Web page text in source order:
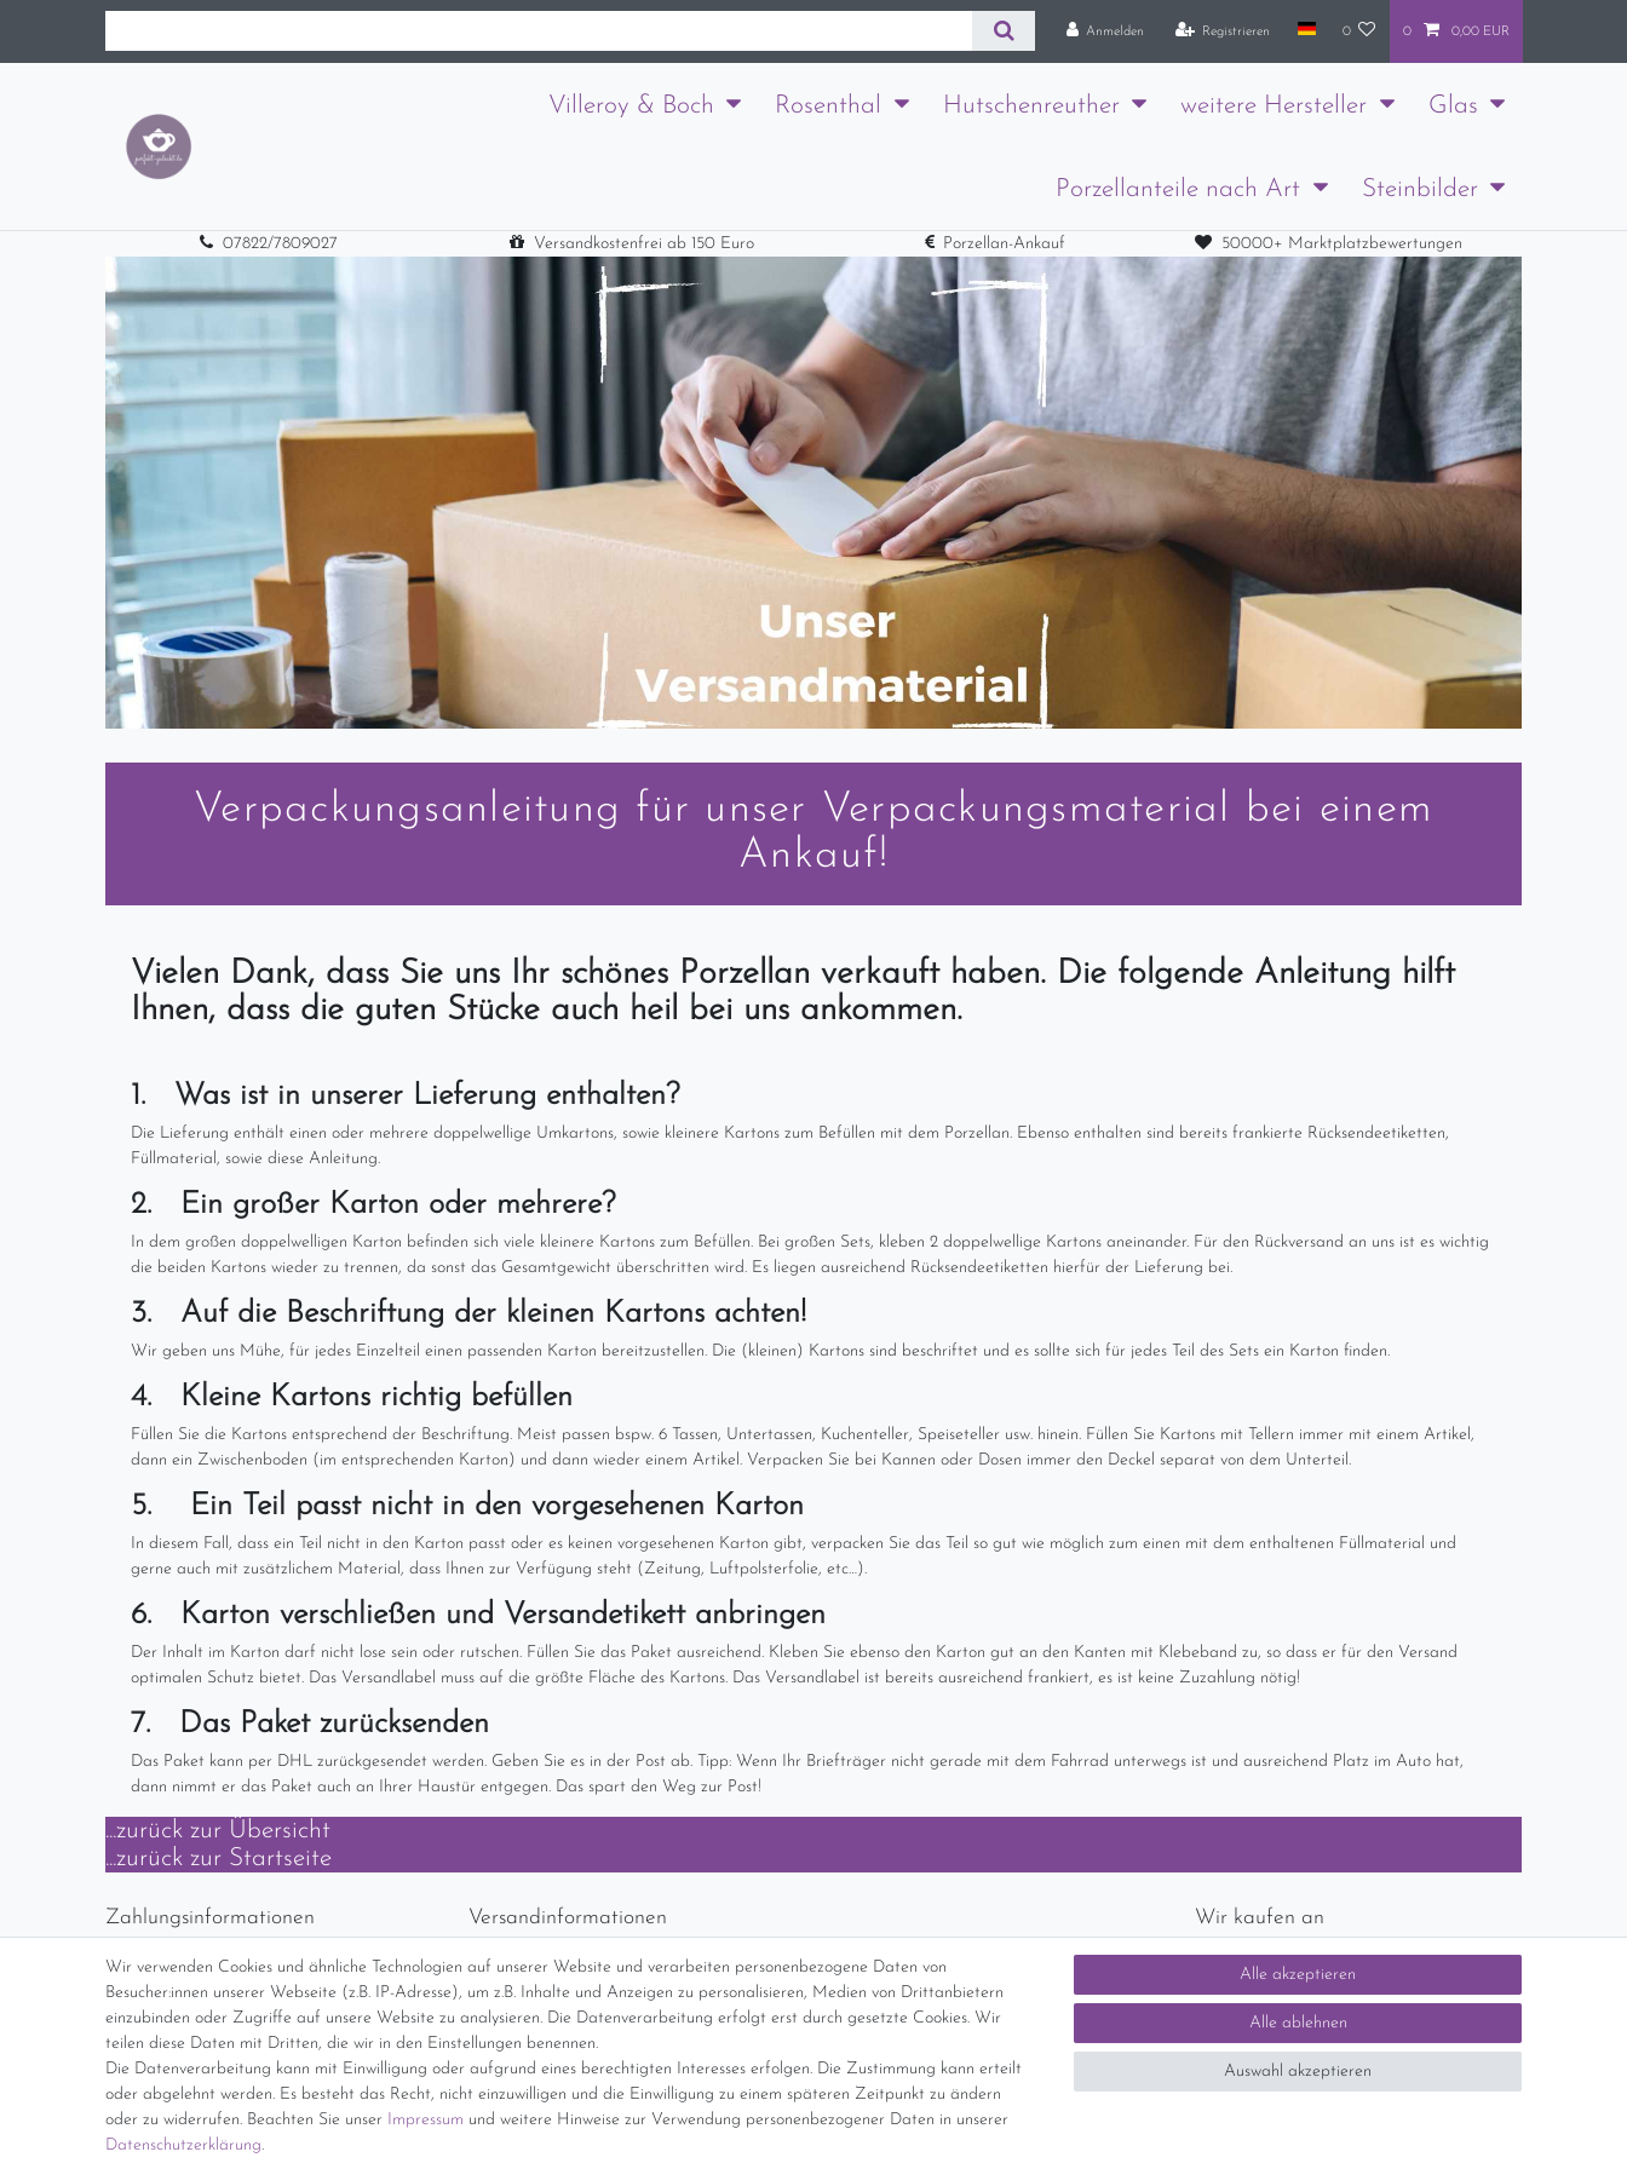
Anmelden Registrieren 0 0 0,00 EUR
Villeroy & Boch Rosenthal Hutschenreuther weitere Hersteller Glas
Porzellanteile nach Art Steinbilder
07822/7809027 Versandkostenfrei ab 150 Euro Porzellan-Ankauf 50000+ Marktplatzbewertungen
Verpackungsanleitung für unser Verpackungsmaterial bei einem
Ankauf!
Vielen Dank, dass Sie uns Ihr schönes Porzellan verkauft haben. Die folgende Anleitung hilft
Ihnen, dass die guten Stücke auch heil bei uns ankommen.
1. Was ist in unserer Lieferung enthalten?
Die Lieferung enthält einen oder mehrere doppelwellige Umkartons, sowie kleinere Kartons zum Befüllen mit dem Porzellan. Ebenso enthalten sind bereits frankierte Rücksendeetiketten,
Füllmaterial, sowie diese Anleitung.
2. Ein großer Karton oder mehrere?
In dem großen doppelwelligen Karton befinden sich viele kleinere Kartons zum Befüllen. Bei großen Sets, kleben 2 doppelwellige Kartons aneinander. Für den Rückversand an uns ist es wichtig
die beiden Kartons wieder zu trennen, da sonst das Gesamtgewicht überschritten wird. Es liegen ausreichend Rücksendeetiketten hierfür der Lieferung bei.
3. Auf die Beschriftung der kleinen Kartons achten!
Wir geben uns Mühe, für jedes Einzelteil einen passenden Karton bereitzustellen. Die (kleinen) Kartons sind beschriftet und es sollte sich für jedes Teil des Sets ein Karton finden.
4. Kleine Kartons richtig befüllen
Füllen Sie die Kartons entsprechend der Beschriftung. Meist passen bspw. 6 Tassen, Untertassen, Kuchenteller, Speiseteller usw. hinein. Füllen Sie Kartons mit Tellern immer mit einem Artikel,
dann ein Zwischenboden (im entsprechenden Karton) und dann wieder einem Artikel. Verpacken Sie bei Kannen oder Dosen immer den Deckel separat von dem Unterteil.
5. Ein Teil passt nicht in den vorgesehenen Karton
In diesem Fall, dass ein Teil nicht in den Karton passt oder es keinen vorgesehenen Karton gibt, verpacken Sie das Teil so gut wie möglich zum einen mit dem enthaltenen Füllmaterial und
gerne auch mit zusätzlichem Material, dass Ihnen zur Verfügung steht (Zeitung, Luftpolsterfolie, etc…).
6. Karton verschließen und Versandetikett anbringen
Der Inhalt im Karton darf nicht lose sein oder rutschen. Füllen Sie das Paket ausreichend. Kleben Sie ebenso den Karton gut an den Kanten mit Klebeband zu, so dass er für den Versand
optimalen Schutz bietet. Das Versandlabel muss auf die größte Fläche des Kartons. Das Versandlabel ist bereits ausreichend frankiert, es ist keine Zuzahlung nötig!
7. Das Paket zurücksenden
Das Paket kann per DHL zurückgesendet werden. Geben Sie es in der Post ab. Tipp: Wenn Ihr Briefträger nicht gerade mit dem Fahrrad unterwegs ist und ausreichend Platz im Auto hat,
dann nimmt er das Paket auch an Ihrer Haustür entgegen. Das spart den Weg zur Post!
...zurück zur Übersicht
...zurück zur Startseite
Wir verwenden Cookies und ähnliche Technologien auf unserer Website und verarbeiten personenbezogene Daten von
Besucher:innen unserer Webseite (z.B. IP-Adresse), um z.B. Inhalte und Anzeigen zu personalisieren, Medien von Drittanbietern
einzubinden oder Zugriffe auf unsere Website zu analysieren. Die Datenverarbeitung erfolgt erst durch gesetzte Cookies. Wir
teilen diese Daten mit Dritten, die wir in den Einstellungen benennen.
Die Datenverarbeitung kann mit Einwilligung oder aufgrund eines berechtigten Interesses erfolgen. Die Zustimmung kann erteilt
oder abgelehnt werden. Es besteht das Recht, nicht einzuwilligen und die Einwilligung zu einem späteren Zeitpunkt zu ändern
oder zu widerrufen. Beachten Sie unser Impressum und weitere Hinweise zur Verwendung personenbezogener Daten in unserer
Daten­schutz­erklärung.
Alle akzeptieren
Alle ablehnen
Auswahl akzeptieren
Zahlungsinformationen
Paypal
Abholung
Versandinformationen
Versand per GLS (6,90 Euro) oder DHL (8,49 Euro ) inkl. MwSt. (innerhalb Deutschlands)
kostenfreie Lieferung ab 150 Euro Warenwert (innerhalb Deutschlands)
Übersicht Internationale Versandkosten
Wir kaufen an
Sie haben zuviel Porzellan im Schrank? Gerne
kaufen wir dieses an. Einfach unverbindliches
Angebot anfordern.
*Endpreis inkl. MwSt. (Dieser Artikel unterliegt gem. § 25a UStG der Differenzbesteuerung, ein Ausweis der Mehrwertsteuer auf der Rechnung erfolgt nicht.)